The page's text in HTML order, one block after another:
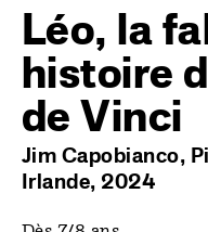
Léo, la
histoire
de Vinci
Jim Capobianco,
Irlande, 2024